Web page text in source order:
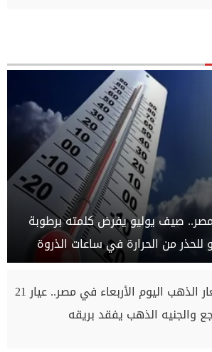
صيف يوليو يفرض كلمته برطوبة
للحذر من الحرارة في ساعات الذروة
أسعار الذهب اليوم الأربعاء في مصر.. عيار 21
والجنيه الذهب يفقد بريقه